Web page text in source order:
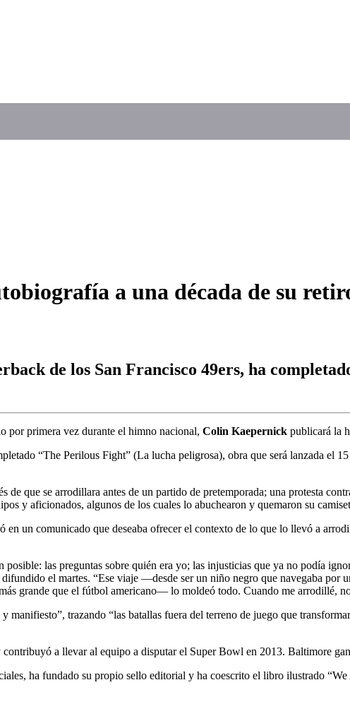
a una década de su
de los San Francisco 49ers, ha
primera vez durante el himno nacional, Colin Kaepernick publicará la
“The Perilous Fight” (La lucha peligrosa), obra que será lanzada el
de que se arrodillara antes de un partido de pretemporada; una protesta
y aficionados, algunos de los cuales lo abuchearon y quemaron su
un comunicado que deseaba ofrecer el contexto de lo que lo llevó a
las preguntas sobre quién era yo; las injusticias que ya no podía
el martes. “Ese viaje —desde ser un niño negro que navegaba por
grande que el fútbol americano— lo moldeó todo. Cuando me arrodillé,
trazando “las batallas fuera del terreno de juego que
contribuyó a llevar al equipo a disputar el Super Bowl en 2013. Baltimore
ha fundado su propio sello editorial y ha coescrito el libro ilustrado